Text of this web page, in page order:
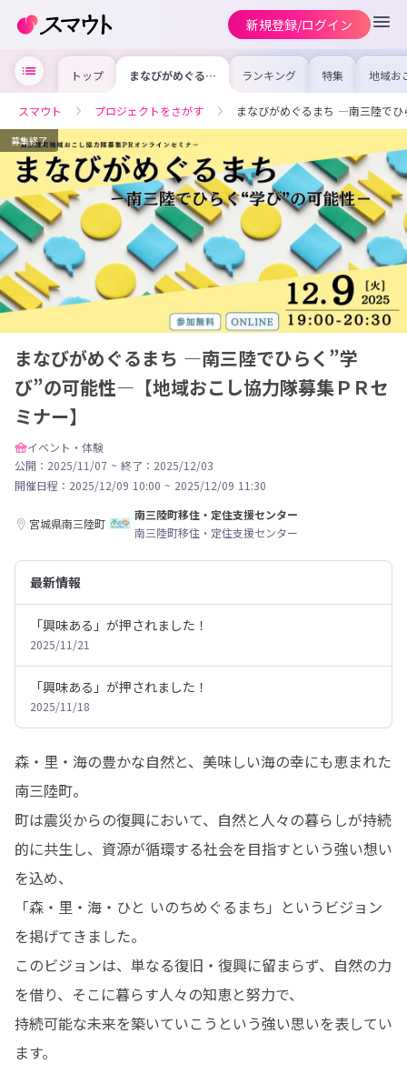
新規登録/ログイン
トップ まなびがめぐるま
ち ―南三陸でひ
能性—【地域おこ
し協力隊募集ＰＲ
セミナー】
ランキング 特集 地域お
の求
を集め
事内容
を比較
合った
スマウト プロジェクトをさがす まなびがめぐるまち ―南三陸で
募集終了
まなびがめぐるまち ―南三陸でひらく”学
び”の可能性—【地域おこし協力隊募集ＰＲセ
ミナー】
イベント・体験
公開：2025/11/07 ~ 終了：2025/12/03
開催日程： 2025/12/09 10:00 ~ 2025/12/09 11:30
宮城県南三陸町
南三陸町移住・定住支援センター
南三陸町移住・定住支援センター
最新情報
「興味ある」が押されました！
2025/11/21
「興味ある」が押されました！
2025/11/18
森・里・海の豊かな自然と、美味しい海の幸にも恵まれた
南三陸町。
町は震災からの復興において、自然と人々の暮らしが持続
的に共生し、資源が循環する社会を目指すという強い想い
を込め、
「森・里・海・ひと いのちめぐるまち」というビジョン
を掲げてきました。
このビジョンは、単なる復旧・復興に留まらず、自然の力
を借り、そこに暮らす人々の知恵と努力で、
持続可能な未来を築いていこうという強い思いを表してい
ます。